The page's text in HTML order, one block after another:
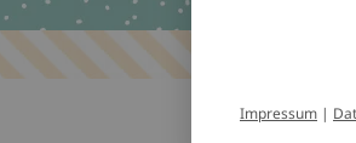
Impressum |